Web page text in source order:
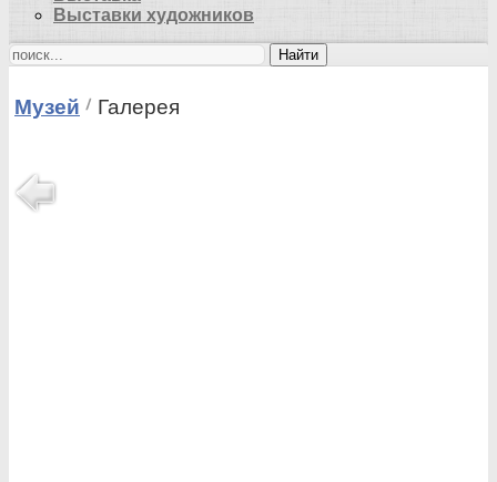
Выставки художников
Найти
Музей Галерея